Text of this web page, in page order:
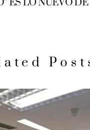
ES LO NUEVO